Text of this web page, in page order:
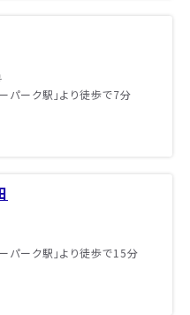
パーク駅」より徒歩で7分
パーク駅」より徒歩で15分